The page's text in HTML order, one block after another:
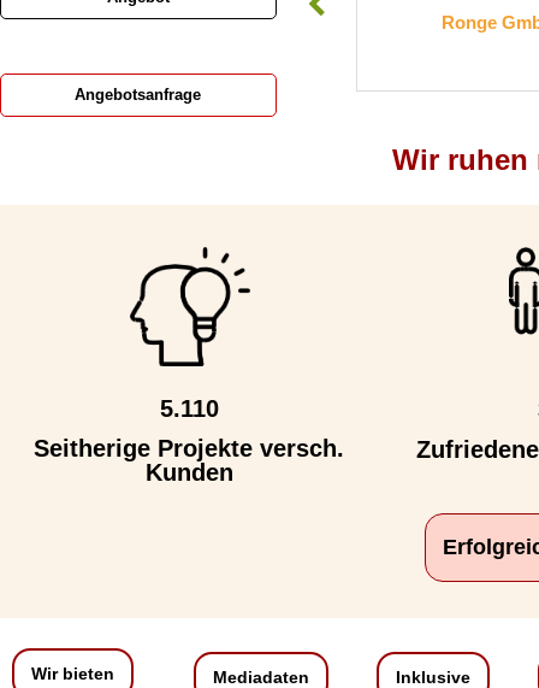
Baubedarf Brauburger Ronge GmbH
Wir ruhen
Angebotsanfrage
5.110
Seitherige Projekte versch.
Kunden
Wir bieten Mediadaten Inklusive